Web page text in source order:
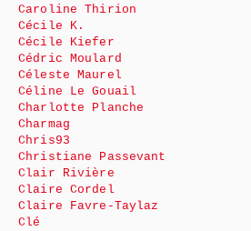
Caroline Thirion
Cécile K.
Cécile Kiefer
Cédric Moulard
Céleste Maurel
Céline Le Gouail
Charlotte Planche
Charmag
Chris93
Christiane Passevant
Clair Rivière
Claire Cordel
Claire Favre-Taylaz
Clé